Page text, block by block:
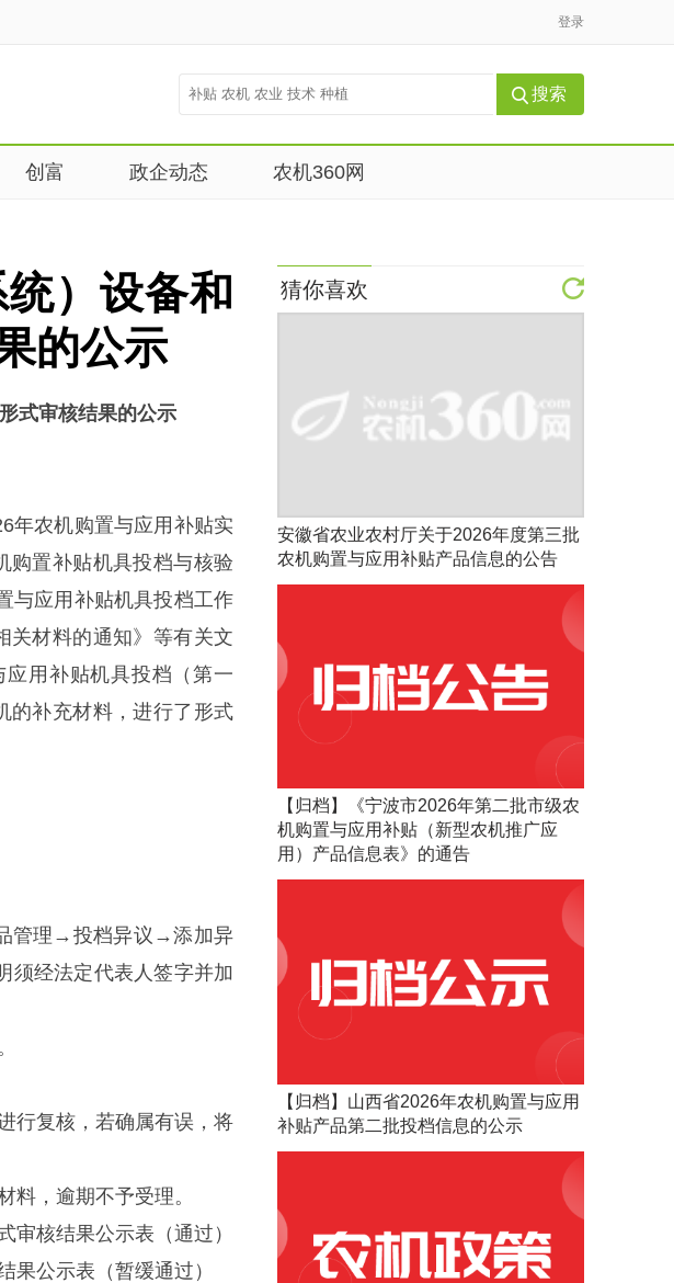
登录
创富 政企动态 农机360网
）设备和
的公示
式审核结果的公示
年农机购置与应用补贴实
购置补贴机具投档与核验
与应用补贴机具投档工作
关材料的通知》等有关文
用补贴机具投档（第一
的补充材料，进行了形式
管理→投档异议→添加异
须经法定代表人签字并加
行复核，若确属有误，将
料，逾期不予受理。
审核结果公示表（通过）
果公示表（暂缓通过）
猜你喜欢
安徽省农业农村厅关于2026年度第三批
农机购置与应用补贴产品信息的公告
【归档】《宁波市2026年第二批市级农
机购置与应用补贴（新型农机推广应
用）产品信息表》的通告
【归档】山西省2026年农机购置与应用
补贴产品第二批投档信息的公示